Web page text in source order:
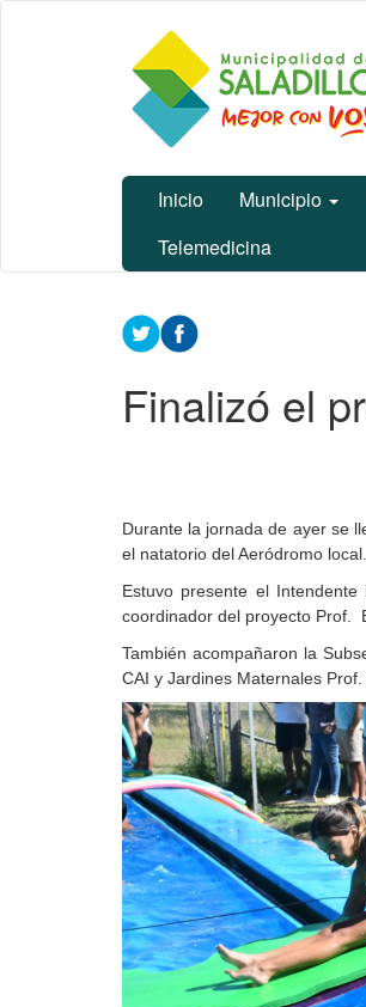
Municipalidad
de Saladillo
Inicio Municipio
Telemedicina
Contenido
principal
Finalizó el
Durante la jornada de ayer se
el natatorio del Aeródromo local.
Estuvo presente el
coordinador del proyecto Prof.
También acompañaron la
CAI y Jardines Maternales